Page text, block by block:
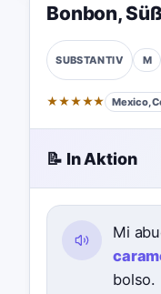
Bonbon,
SUBSTANTIV M
★★★★★ Mexico,
📝 In Aktion
Mi
bolso.